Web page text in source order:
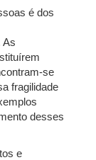
é dos
As
se
fragilidade
desses
e